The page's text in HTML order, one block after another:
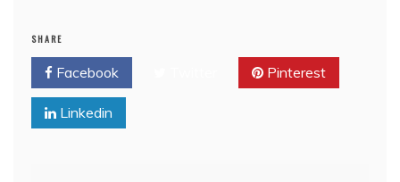
e
b
o
er
aj
e
SHARE
Facebook Pinterest
Linkedin